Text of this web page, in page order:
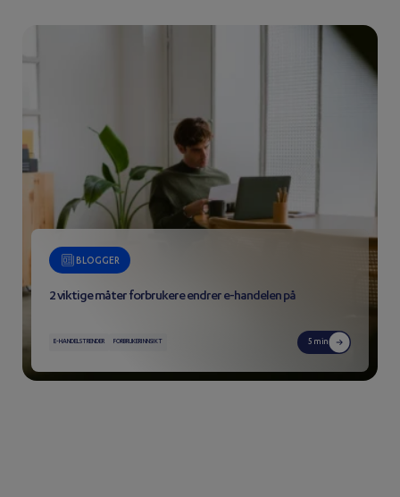
BLOGGER
2 viktige måter forbrukere endrer e-handelen på
E-HANDELSTRENDER FORBRUKERINNSIKT 5 min